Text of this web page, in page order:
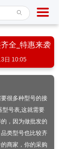
ꄙ 끀
日 10:05
全_特惠来袭
很多种型号的接
型号表,这就需要
，因为做批发的
类型号也比较齐
商家，你的采购